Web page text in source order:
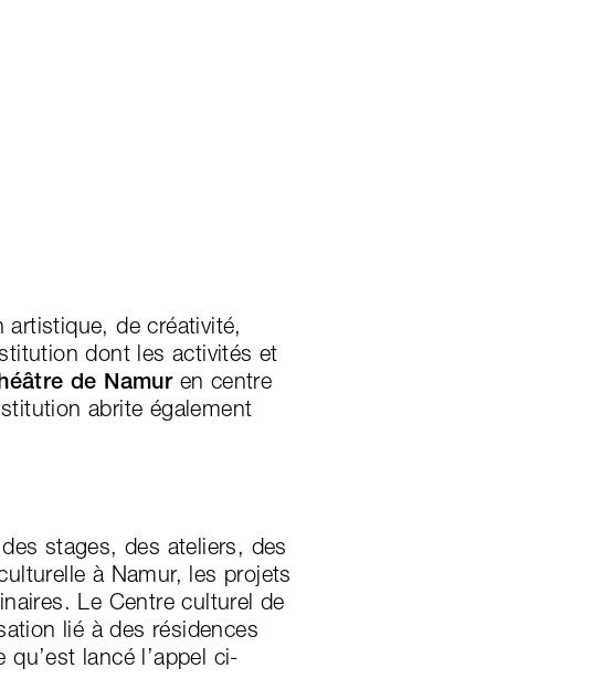
de créativité,
dont les activités et
de Namuren centre
abrite également
stages, des ateliers, des
à Namur, les projets
Le Centre culturel de
lié à des résidences
lancé l’appel ci-